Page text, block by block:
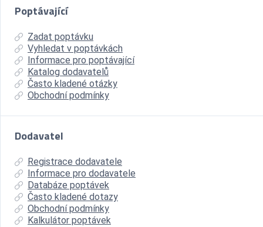
Poptávající
Zadat poptávku
Vyhledat v poptávkách
Informace pro poptávající
Katalog dodavatelů
Často kladené otázky
Obchodní podmínky
Dodavatel
Registrace dodavatele
Informace pro dodavatele
Databáze poptávek
Často kladené dotazy
Obchodní podmínky
Kalkulátor poptávek